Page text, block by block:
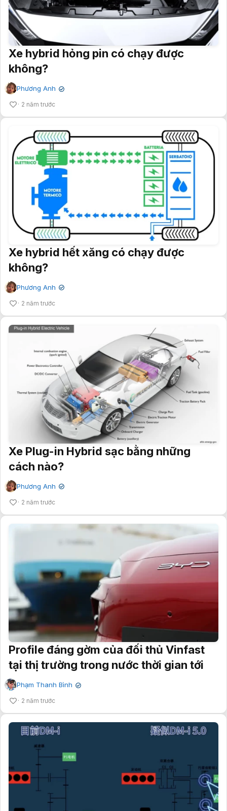
Xe hybrid hỏng pin có chạy được
không?
Phương Anh ✔
2 năm trước
Xe hybrid hết xăng có chạy được
không?
Phương Anh ✔
2 năm trước
Xe Plug-in Hybrid sạc bằng những
cách nào?
Phương Anh ✔
2 năm trước
Profile đáng gờm của đối thủ Vinfast
tại thị trường trong nước thời gian tới
Phạm Thanh Bình ✔
2 năm trước